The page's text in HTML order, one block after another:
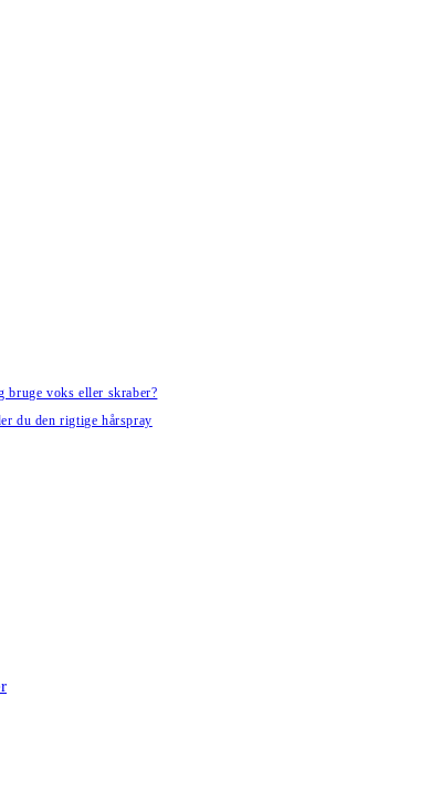
bruge voks eller skraber?
du den rigtige hårspray